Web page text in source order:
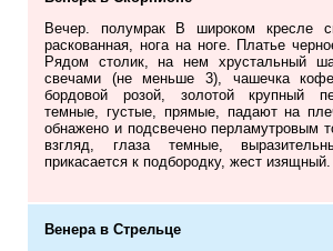
Вечер. полумрак В широком кресле
раскованная, нога на ноге. Платье
Рядом столик, на нем хрустальный
свечами (не меньше 3), чашечка
бордовой розой, золотой крупный
темные, густые, прямые, падают на
обнажено и подсвечено перламутровым
взгляд, глаза темные,
прикасается к подбородку, жест изящный.
Венера в Стрельце